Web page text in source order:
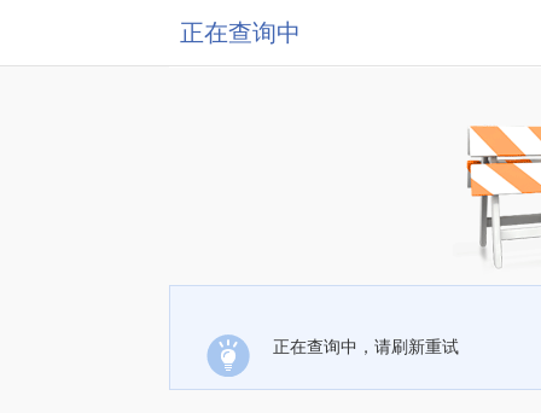
正在查询中
正在查询中，请刷新重试